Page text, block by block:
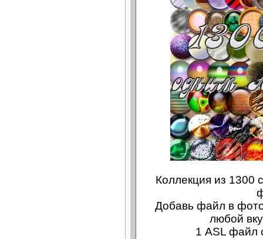
Коллекция из 1300
Добавь файл в
любой
1 ASL файл